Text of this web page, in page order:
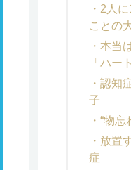
2人
ことの
本当
「ハー
認知
子
“物
放置
症